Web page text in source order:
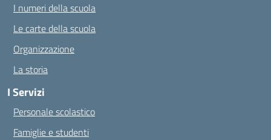
I numeri della scuola
Le carte della scuola
Organizzazione
La storia
I Servizi
Personale scolastico
Famiglie e studenti